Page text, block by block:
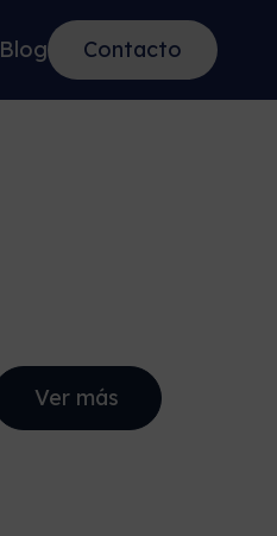
Blog Contacto
Ver más